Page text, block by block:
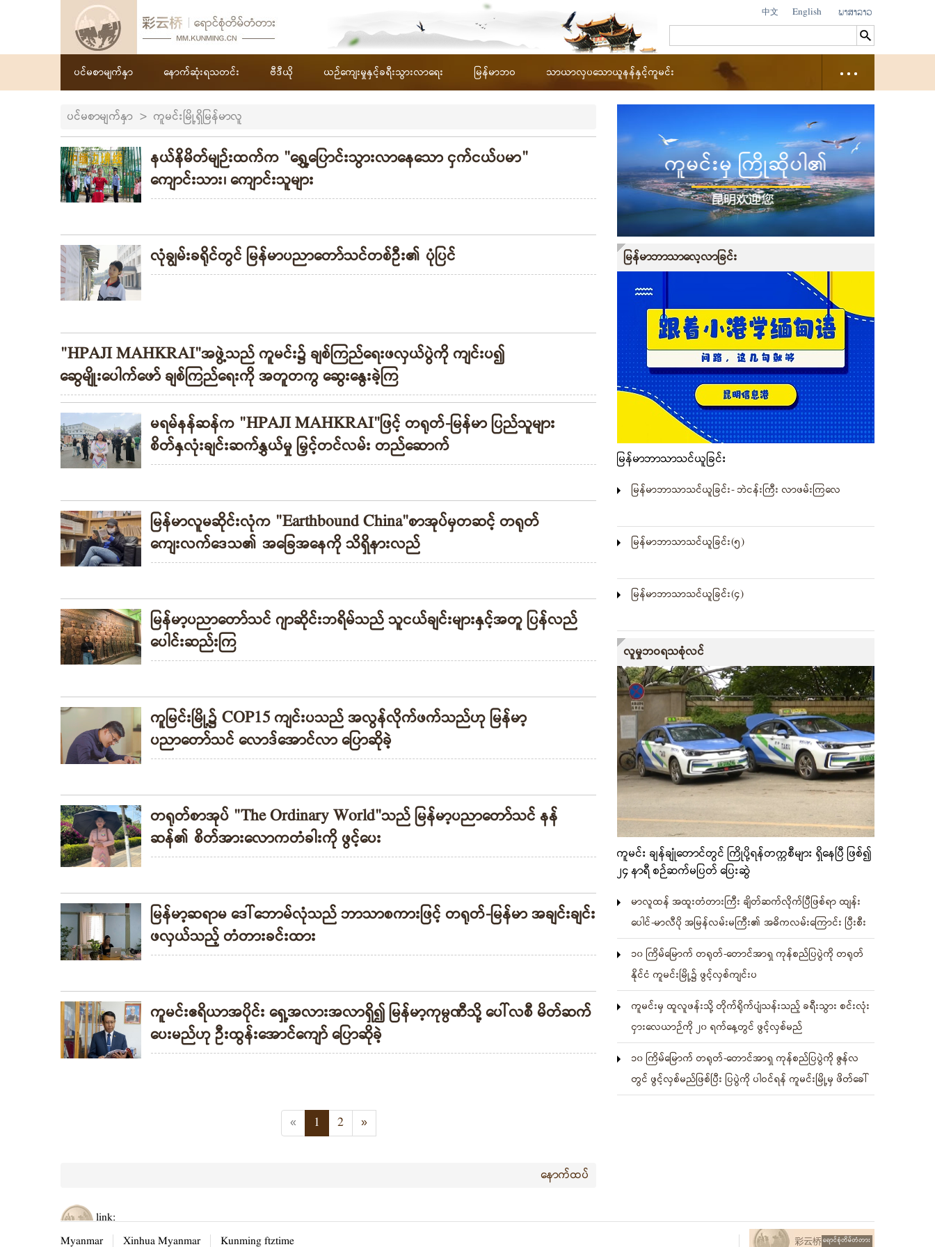
中文 English
ပင်မစာမျက်နှာ နောက်ဆုံးရသတင်း ဗီဒီယို ယဉ်ကျေးမှုနှင့်ခရီးသွားလာရေး မြန်မာဘဝ သာယာလှပသောယူနန်နှင့်ကူမင်း
ပင်မစာမျက်နှာ > ကူမင်းမြို့ရှိမြန်မာလူ
နယ်နိမိတ်မျဉ်းထက်က "ရွှေ့ပြောင်းသွားလာနေသော ငှက်ငယ်ပမာ"
ကျောင်းသား၊ ကျောင်းသူများ
လုံချွမ်းခရိုင်တွင် မြန်မာပညာတော်သင်တစ်ဦး၏ ပုံပြင်
"HPAJI MAHKRAI"အဖွဲ့သည် ကူမင်း၌ ချစ်ကြည်ရေးဖလှယ်ပွဲကို ကျင်းပ၍
ဆွေမျိုးပေါက်ဖော် ချစ်ကြည်ရေးကို အတူတကွ ဆွေးနွေးခဲ့ကြ
မရမ်နန်ဆန်က "HPAJI MAHKRAI"ဖြင့် တရုတ်-မြန်မာ ပြည်သူများ
စိတ်နှလုံးချင်းဆက်နွှယ်မှု မြှင့်တင်လမ်း တည်ဆောက်
မြန်မာလူမဆိုင်းလုံက "Earthbound China"စာအုပ်မှတဆင့် တရုတ်
ကျေးလက်ဒေသ၏ အခြေအနေကို သိရှိနားလည်
မြန်မာ့ပညာတော်သင် ဂျာဆိုင်းဘရိမ်သည် သူငယ်ချင်းများနှင့်အတူ ပြန်လည်
ပေါင်းဆည်းကြ
ကူမြင်းမြို့၌ COP15 ကျင်းပသည် အလွန်လိုက်ဖက်သည်ဟု မြန်မာ့
ပညာတော်သင် လောဒ်အောင်လာ ပြောဆိုခဲ့
တရုတ်စာအုပ် "The Ordinary World"သည် မြန်မာ့ပညာတော်သင် နန်
ဆန်၏ စိတ်အားလောကတံခါးကို ဖွင့်ပေး
မြန်မာ့ဆရာမ ဒေါ်ဘောမ်လုံသည် ဘာသာစကားဖြင့် တရုတ်-မြန်မာ အချင်းချင်း
ဖလှယ်သည့် တံတားခင်းထား
ကူမင်းဧရိယာအပိုင်း ရှေ့အလားအလာရှိ၍ မြန်မာ့ကုမ္ပဏီသို့ ပေါ်လစီ မိတ်ဆက်
ပေးမည်ဟု ဦးထွန်းအောင်ကျော် ပြောဆိုခဲ့
« 1 2 »
နောက်ထပ်
မြန်မာဘာသာလေ့လာခြင်း
မြန်မာဘာသာသင်ယူခြင်း
မြန်မာဘာသာသင်ယူခြင်း- ဘဲငန်းကြီး လာဖမ်းကြလေ
မြန်မာဘာသာသင်ယူခြင်း(၅)
မြန်မာဘာသာသင်ယူခြင်း(၄)
လူမှုဘဝရသစုံလင်
ကူမင်း ချန်ချုံတောင်တွင် ကြိုပို့ရန်တက္ကစီများ ရှိနေပြီ ဖြစ်၍
၂၄ နာရီ စဉ်ဆက်မပြတ် ပြေးဆွဲ
မာလူထန် အထူးတံတားကြီး ချိတ်ဆက်လိုက်ပြီဖြစ်ရာ ထျန်း
ပေါင်-မာလီပို အမြန်လမ်းမကြီး၏ အဓိကလမ်းကြောင်း ပြီးစီး
၁၀ ကြိမ်မြောက် တရုတ်-တောင်အာရှ ကုန်စည်ပြပွဲကို တရုတ်
နိုင်ငံ ကူမင်းမြို့၌ ဖွင့်လှစ်ကျင်းပ
ကူမင်းမှ ထူလူဖန်းသို့ တိုက်ရိုက်ပျံသန်းသည့် ခရီးသွား စင်းလုံး
ငှားလေယာဉ်ကို ၂၀ ရက်နေ့တွင် ဖွင့်လှစ်မည်
၁၀ ကြိမ်မြောက် တရုတ်-တောင်အာရှ ကုန်စည်ပြပွဲကို ဇွန်လ
တွင် ဖွင့်လှစ်မည်ဖြစ်ပြီး ပြပွဲကို ပါဝင်ရန် ကူမင်းမြို့မှ ဖိတ်ခေါ်
link:
Myanmar
Xinhua Myanmar Kunming ftztime